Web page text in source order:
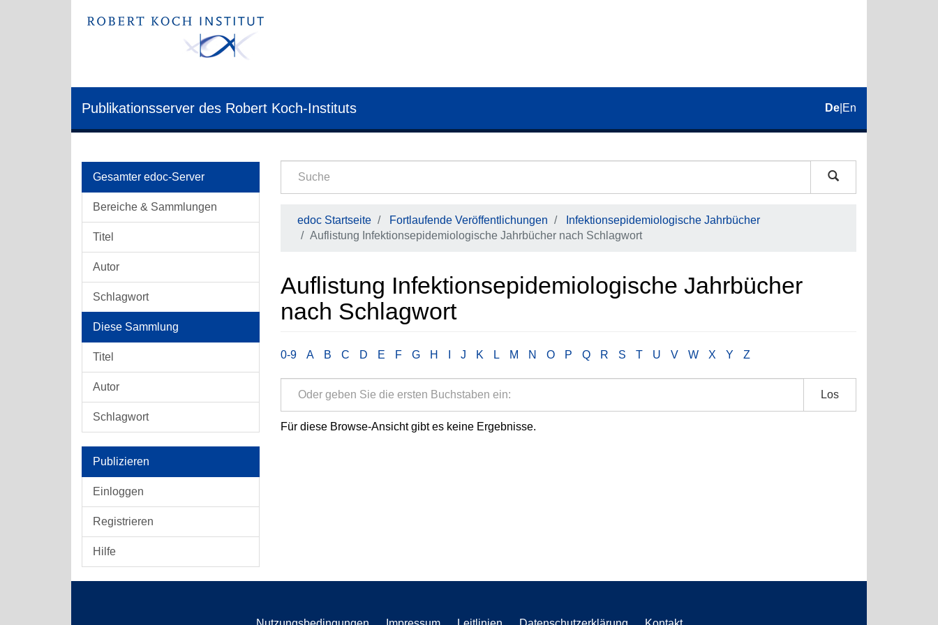
Publikationsserver des Robert Koch-Instituts De En
Gesamter edoc-Server
Bereiche & Sammlungen
Titel
Autor
Schlagwort
Diese Sammlung
Titel
Autor
Schlagwort
Publizieren
Einloggen
Registrieren
Hilfe
edoc Startseite Fortlaufende Veröffentlichungen
Infektionsepidemiologische Jahrbücher
Auflistung Infektionsepidemiologische Jahrbücher nach Schlagwort
Auflistung Infektionsepidemiologische Jahrbücher
nach Schlagwort
0-9 A B C D E F G H J K L M N O P Q R S T U V W X Y Z
Los
Für diese Browse-Ansicht gibt es keine Ergebnisse.